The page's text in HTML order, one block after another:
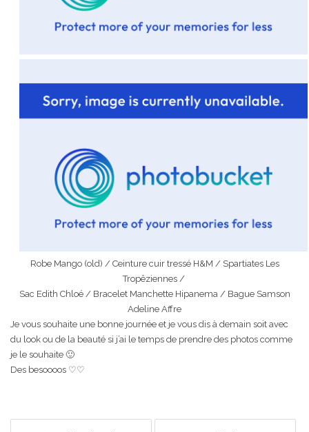
Robe Mango (old) / Ceinture cuir tressé H&M / Spartiates Les
Tropêziennes /
Sac Edith Chloé / Bracelet Manchette Hipanema / Bague Samson
Adeline Affre
Je vous souhaite une bonne journée et je vous dis à demain soit avec
du look ou de la beauté si j’ai le temps de prendre des photos comme
je le souhaite 🙂
Des besoooos ♡♡